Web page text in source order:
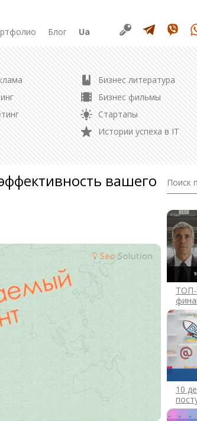
Блог
Бизнес литература
Бизнес фильмы
Стартапы
Истории успеха в IT
Ua
РАЗРАБОТКА
Разработка сайта
Разработка лендинга
Редизайн сайта
Создание логотипа
ТОП-
10
вашего